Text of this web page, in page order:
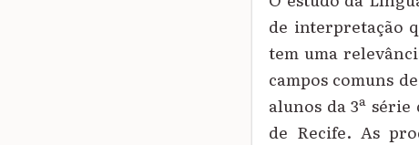
de interpretação
tem uma
campos comuns
alunos da 3ª
de Recife. As